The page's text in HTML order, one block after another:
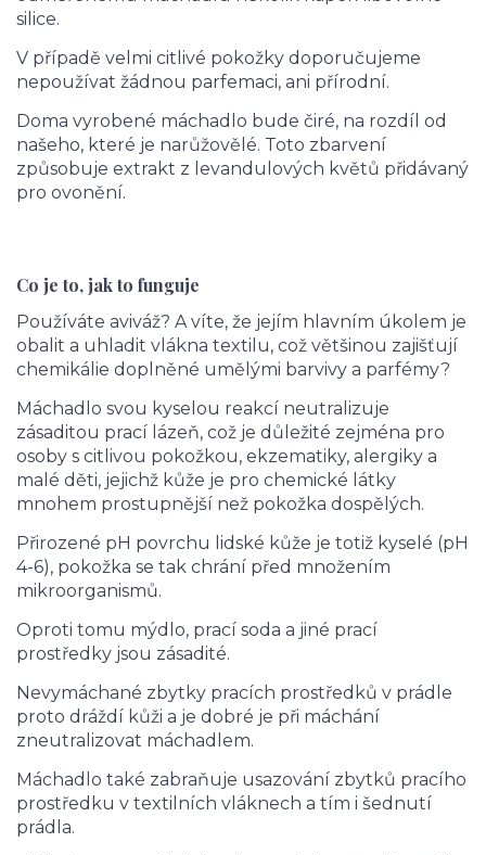
silice.
V případě velmi citlivé pokožky doporučujeme
nepoužívat žádnou parfemaci, ani přírodní.
Doma vyrobené máchadlo bude čiré, na rozdíl od
našeho, které je narůžovělé. Toto zbarvení
způsobuje extrakt z levandulových květů přidávaný
pro ovonění.
Co je to, jak to funguje
Používáte aviváž? A víte, že jejím hlavním úkolem je
obalit a uhladit vlákna textilu, což většinou zajišťují
chemikálie doplněné umělými barvivy a parfémy?
Máchadlo svou kyselou reakcí neutralizuje
zásaditou prací lázeň, což je důležité zejména pro
osoby s citlivou pokožkou, ekzematiky, alergiky a
malé děti, jejichž kůže je pro chemické látky
mnohem prostupnější než pokožka dospělých.
Přirozené pH povrchu lidské kůže je totiž kyselé (pH
4-6), pokožka se tak chrání před množením
mikroorganismů.
Oproti tomu mýdlo, prací soda a jiné prací
prostředky jsou zásadité.
Nevymáchané zbytky pracích prostředků v prádle
proto dráždí kůži a je dobré je při máchání
zneutralizovat máchadlem.
Máchadlo také zabraňuje usazování zbytků pracího
prostředku v textilních vláknech a tím i šednutí
prádla.